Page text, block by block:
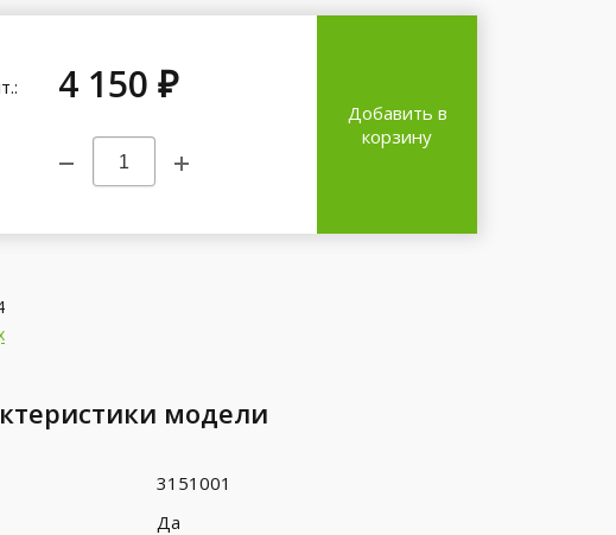
4 150 ₽
Добавить в
корзину
модели
3151001
Да